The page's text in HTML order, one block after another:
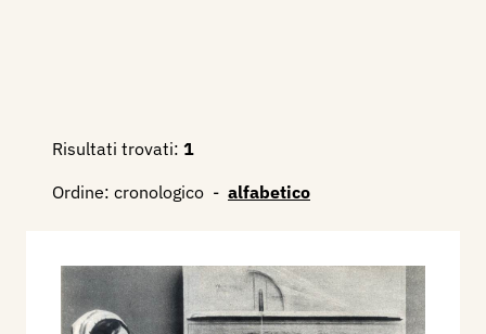
Risultati trovati: 1
Ordine: cronologico - alfabetico